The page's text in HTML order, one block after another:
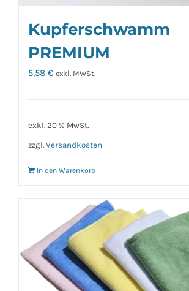
Kupferschwamm
PREMIUM
5,58 € exkl. MWSt.
exkl. 20 % MwSt.
zzgl. Versandkosten
In den Warenkorb